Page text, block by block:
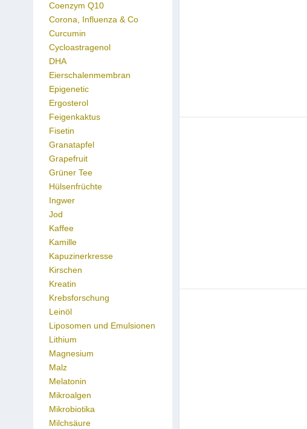
Coenzym Q10
Corona, Influenza & Co
Curcumin
Cycloastragenol
DHA
Eierschalenmembran
Epigenetic
Ergosterol
Feigenkaktus
Fisetin
Granatapfel
Grapefruit
Grüner Tee
Hülsenfrüchte
Ingwer
Jod
Kaffee
Kamille
Kapuzinerkresse
Kirschen
Kreatin
Krebsforschung
Leinöl
Liposomen und Emulsionen
Lithium
Magnesium
Malz
Melatonin
Mikroalgen
Mikrobiotika
Milchsäure